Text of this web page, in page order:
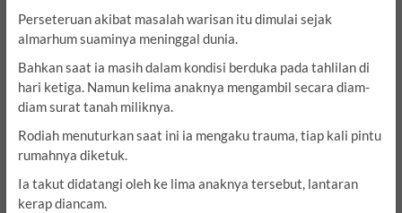
Perseteruan akibat masalah warisan itu dimulai sejak
almarhum suaminya meninggal dunia.
Bahkan saat ia masih dalam kondisi berduka pada tahlilan di
hari ketiga. Namun kelima anaknya mengambil secara diam-
diam surat tanah miliknya.
Rodiah menuturkan saat ini ia mengaku trauma, tiap kali pintu
rumahnya diketuk.
Ia takut didatangi oleh ke lima anaknya tersebut, lantaran
kerap diancam.